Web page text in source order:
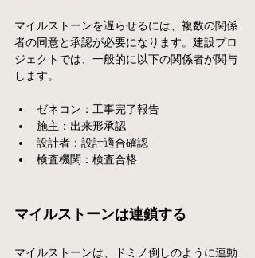
マイルストーンを遅らせるには、複数の関係
者の同意と承認が必要になります。建設プロ
ジェクトでは、一般的に以下の関係者が関与
します。
ゼネコン：工事完了報告
施主：出来形承認
設計者：設計適合確認
検査機関：検査合格
マイルストーンは連鎖する
マイルストーンは、ドミノ倒しのように連動